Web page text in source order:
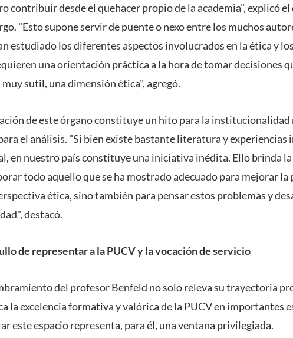
contribuir desde el quehacer propio de la academia", explicó
"Esto supone servir de puente o nexo entre los muchos
estudiado los diferentes aspectos involucrados en la ética y
una orientación práctica a la hora de tomar decisiones
sutil, una dimensión ética", agregó.
de este órgano constituye un hito para la
el análisis. "Si bien existe bastante literatura y experiencias
en nuestro país constituye una iniciativa inédita. Ello brinda
todo aquello que se ha mostrado adecuado para mejorar
ética, sino también para pensar estos problemas y
destacó.
de representar a la PUCV y la vocación de servicio
del profesor Benfeld no solo releva su trayectoria
la excelencia formativa y valórica de la PUCV en importantes
este espacio representa, para él, una ventana privilegiada.